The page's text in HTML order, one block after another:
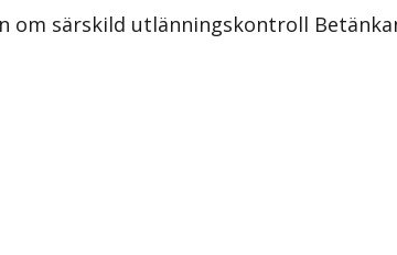
särskild utlänningskontroll